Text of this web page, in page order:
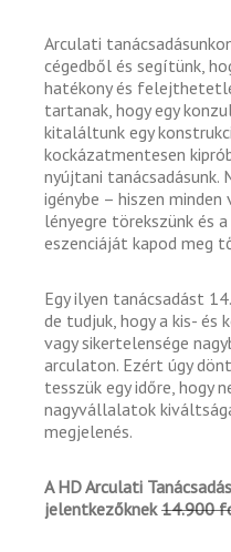
Arculati
cégedből és segítünk,
hatékony és
tartanak, hogy egy
kitaláltunk egy
kockázatmentesen
nyújtani tanácsadásunk.
igénybe – hiszen
lényegre törekszünk és
eszenciáját kapod meg
Egy ilyen tanácsadást
de tudjuk, hogy a kis- és
vagy sikertelensége
arculaton. Ezért úgy
tesszük egy időre, hogy
nagyvállalatok
megjelenés.
A HD Arculati
jelentkezőknek14.900